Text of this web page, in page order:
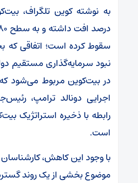
سقوط کرده است؛ اتفاقی که
نبود سرمایه‌گذاری مستقیم
در بیت‌کوین مربوط می‌شود که
اجرایی دونالد ترامپ،
رابطه با ذخیره استراتژیک
است.
با وجود این کاهش، کارشناسان
موضوع بخشی از یک روند